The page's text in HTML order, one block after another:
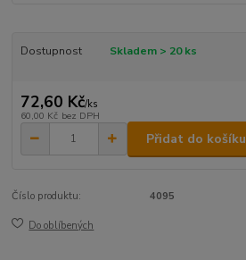
Dostupnost Skladem > 20 ks
72,60 Kč/ks
60,00 Kč bez DPH
Přidat do košíku
Číslo produktu: 4095
Do oblíbených